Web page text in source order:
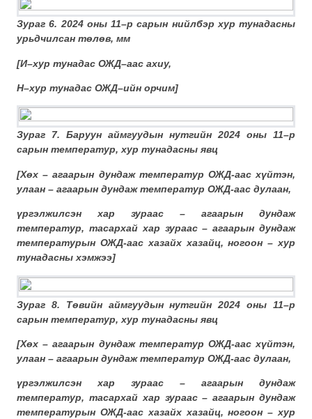
Зураг 6. 2024 оны 11–р сарын нийлбэр хур тунадасны
урьдчилсан төлөв, мм
[И–хур тунадас ОЖД–аас ахиу,
Н–хур тунадас ОЖД–ийн орчим]
Зураг 7. Баруун аймгуудын нутгийн 2024 оны 11–р
сарын температур, хур тунадасны явц
[Хөх – агаарын дундаж температур ОЖД-аас хүйтэн,
улаан – агаарын дундаж температур ОЖД-аас дулаан,
үргэлжилсэн хар зураас – агаарын дундаж
температур, тасархай хар зураас – агаарын дундаж
температурын ОЖД-аас хазайх хазайц,ногоон – хур
тунадасны хэмжээ]
Зураг 8. Төвийн аймгуудын нутгийн 2024 оны 11–р
сарын температур, хур тунадасны явц
[Хөх – агаарын дундаж температур ОЖД-аас хүйтэн,
улаан – агаарын дундаж температур ОЖД-аас дулаан,
үргэлжилсэн хар зураас – агаарын дундаж
температур, тасархай хар зураас – агаарын дундаж
температурын ОЖД-аас хазайх хазайц,ногоон – хур